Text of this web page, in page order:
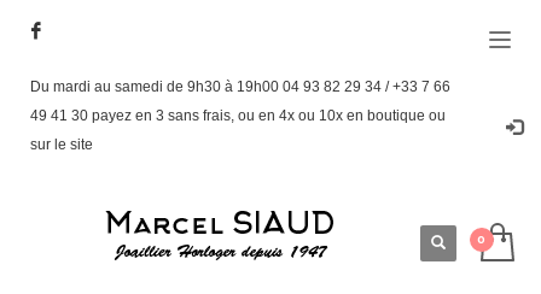
Du mardi au samedi de 9h30 à 19h00 04 93 82 29 34 / +33 7 66
49 41 30 payez en 3 sans frais, ou en 4x ou 10x en boutique ou
sur le site